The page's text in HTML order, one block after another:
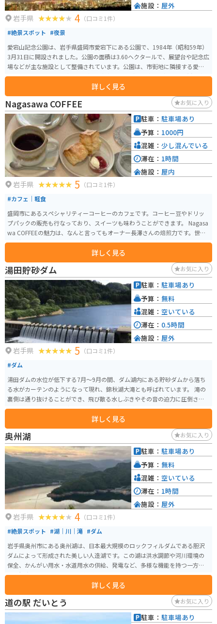
岩手県 4 （口コミ1件）
#絶景スポット #夜景
愛宕山記念公園は、岩手県盛岡市愛宕下にある公園で、1984年（昭和59年）
3月31日に開設されました。公園の面積は3.60ヘクタールで、展望台や記念広
場などが主な施設として整備されています。公園は、市街地に隣接する愛宕
山に位置し、平成5年（1993年）に皇太子殿下（現天皇陛下）の御成婚記念
ることができ、夜景スポットとしても有名です。メイン広場には、妃殿下雅子
様ゆかりの「ハマナス」が植えられており、公園全体が市民の憩いの場とし
て親しまれています。気軽に散歩に来ることができ、盛岡市内が一望に見渡せ
る市民の憩いの場として位置づけられています。 アクセスは、JR和歌山駅か
らバスで40分（雑賀崎遊園下車後、徒歩約15分）または南海和歌山市駅から
バスで40分の位置にあります。また、和歌山ICから車で約25分の距離にあ
り、駐車場も完備されています。道中は街灯も少なく、道路も広くないた
め、大きな車でのアクセスは注意が必要です。また、愛車撮影的なスポット
はなく、駐車場と展望台も少し離れているため、夜景をバックに撮影などは
難しいです。
詳しく見る
施設： 屋外
Nagasawa COFFEE お気に入り
岩手県 5 （口コミ1件）
#カフェ｜軽食
盛岡市にあるスペシャリティーコーヒーのカフェです。コーヒー豆やドリッ
プパックの販売も行なっており、スイーツも味わうことができます。 Nagasa
wa COFFEEの魅力は、なんと言ってもオーナー長澤さんの焙煎力です。世界
へ影響を与えた20人に選ばれた方で、世界的にも有名な方です。また、コー
ヒー豆やスイーツは、時期によって入れ替わっていくのも、いつ行っても違
った楽しみ方ができます。盛岡駅からバスで10分ほど、徒歩20分程度でアク
セスも良いです。
詳しく見る
駐車： 駐車場あり
予算： 1000円
混雑： 少し混んでいる
滞在： 1時間
施設： 屋内
湯田貯砂ダム お気に入り
岩手県 5 （口コミ1件）
#ダム
湯田ダムの水位が低下する7月～9月の間、ダム湖内にある貯砂ダムから落ち
る水がカーテンのようになって現れ、錦秋湖大滝とも呼ばれています。 滝の
裏側は通り抜けることができ、飛び散る水しぶきやその音の迫力に圧倒され
ます。暑い季節には、涼を求めて訪れる気持ちが良いです。
詳しく見る
駐車： 駐車場あり
予算： 無料
混雑： 空いている
滞在： 0.5時間
施設： 屋外
奥州湖 お気に入り
岩手県 4 （口コミ1件）
#絶景スポット #湖｜川｜滝 #ダム
岩手県奥州市にある奥州湖は、日本最大規模のロックフィルダムである胆沢
ダムによって形成された美しい人造湖です。この湖は洪水調節や河川環境の
保全、かんがい用水・水道用水の供給、発電など、多様な機能を持つ一方
で、観光スポットとしても人気があります。 奥州湖では、カヌーやカヤッ
ク、SUP（スタンドアップパドルボード）などのウォーターアクティビティを
楽しむことができます。初心者でもガイドが同乗するツアーがあるため、安
全に楽しむことができます。湖畔には「奥州湖交流館」があり、胆沢地域の
郷土や歴史、水に関わる文化について学ぶことができます。また、展望台か
詳しく見る
駐車： 駐車場あり
予算： 無料
混雑： 空いている
滞在： 1時間
施設： 屋外
道の駅 だいとう お気に入り
駐車： 駐車場あり